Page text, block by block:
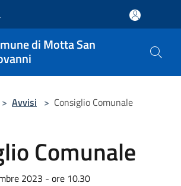
di Motta San
> Avvisi > Consiglio Comunale
Comunale
2023 - ore 10.30